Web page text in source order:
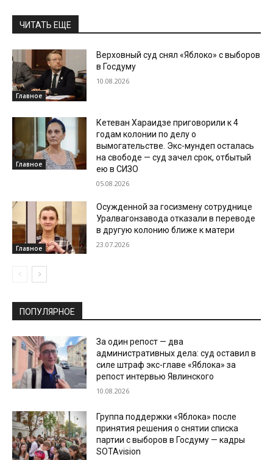
ЧИТАТЬ ЕЩЕ
Главное
Верховный суд снял «Яблоко» с выборов
в Госдуму
10.08.2026
Главное
Кетеван Хараидзе приговорили к 4
годам колонии по делу о
вымогательстве. Экс-мундеп осталась
на свободе — суд зачел срок, отбытый
ею в СИЗО
05.08.2026
Главное
Осужденной за госизмену сотруднице
Уралвагонзавода отказали в переводе
в другую колонию ближе к матери
23.07.2026
ПОПУЛЯРНОЕ
За один репост — два
административных дела: суд оставил в
силе штраф экс-главе «Яблока» за
репост интервью Явлинского
10.08.2026
Группа поддержки «Яблока» после
принятия решения о снятии списка
партии с выборов в Госдуму — кадры
SOTAvision